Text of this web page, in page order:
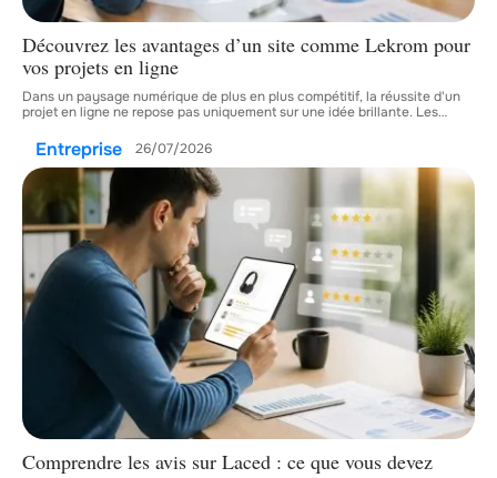
Découvrez les avantages d’un site comme Lekrom pour
vos projets en ligne
Dans un paysage numérique de plus en plus compétitif, la réussite d'un
projet en ligne ne repose pas uniquement sur une idée brillante. Les…
Entreprise 26/07/2026
Comprendre les avis sur Laced : ce que vous devez